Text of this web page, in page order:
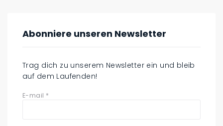
Abonniere unseren Newsletter
Trag dich zu unserem Newsletter ein und bleib
auf dem Laufenden!
E-mail *